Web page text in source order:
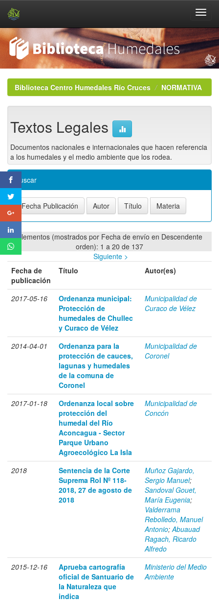
navigationBiblioteca Centro Humedales Río Cruces NORMATIVA
Textos Legales
Documentos nacionales e internacionales que hacen referencia
a los humedales y el medio ambiente que los rodea.
Buscar
Elementos (mostrados por Fecha de envío en Descendente
orden): 1 a 20 de 137
Siguiente >
Fecha de
publicación
Título Autor(es)
2017-05-16
Ordenanza municipal:
Protección de
humedales de Chullec
y Curaco de Vélez
Municipalidad de
Curaco de Vélez
2014-04-01
Ordenanza para la
protección de cauces,
lagunas y humedales
de la comuna de
Coronel
Municipalidad de
Coronel
2017-01-18
Ordenanza local sobre
protección del
humedal del Río
Aconcagua - Sector
Parque Urbano
Agroecológico La Isla
Municipalidad de
Concón
2018
Sentencia de la Corte
Suprema Rol Nº 118-
2018, 27 de agosto de
2018
Muñoz Gajardo,
Sergio Manuel;
Sandoval Gouet,
María Eugenia;
Valderrama
Rebolledo, Manuel
Antonio;Abuauad
Ragach, Ricardo
Alfredo
2015-12-16
Aprueba cartografía
oficial de Santuario de
la Naturaleza que
indica
Ministerio del Medio
Ambiente